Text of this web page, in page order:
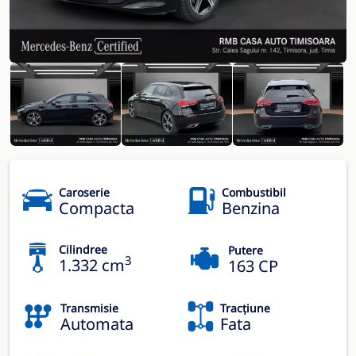
Caroserie
Compacta
Combustibil
Benzina
Cilindree
1.332 cm3
Putere
163 CP
Transmisie
Automata
Tracțiune
Fata